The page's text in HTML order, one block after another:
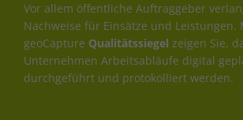
Vor allem öffentliche Auftraggeber
Nachweise für Einsätze und Leistungen.
geoCapture Qualitätssiegel zeigen Sie,
Unternehmen Arbeitsabläufe digital
durchgeführt und protokolliert werden.